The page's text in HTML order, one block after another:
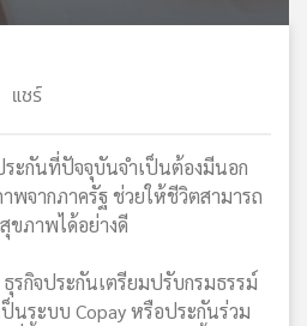
แชร์
ะกันที่ปัจจุบันจำเป็นต้องมีนอก
พจากภาครัฐ ช่วยให้ชีวิตสามารถ
ขภาพได้อย่างดี
รกิจประกันเตรียมปรับกรมธรรม์
นระบบ Copay หรือประกันร่วม